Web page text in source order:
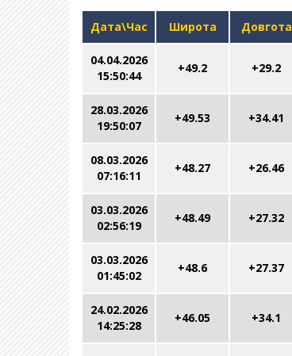
Дата\Час Широта Довгота
04.04.2026
15:50:44
+49.2 +29.2
28.03.2026
19:50:07
+49.53 +34.41
08.03.2026
07:16:11
+48.27 +26.46
03.03.2026
02:56:19
+48.49 +27.32
03.03.2026
01:45:02
+48.6 +27.37
24.02.2026
14:25:28
+46.05 +34.1